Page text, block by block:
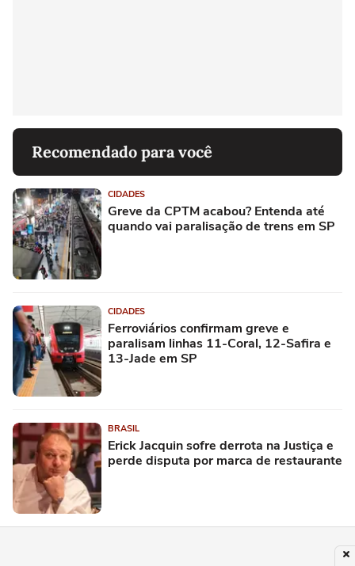
Recomendado para você
CIDADES
Greve da CPTM acabou? Entenda até
quando vai paralisação de trens em SP
CIDADES
Ferroviários confirmam greve e
paralisam linhas 11-Coral, 12-Safira e
13-Jade em SP
BRASIL
Erick Jacquin sofre derrota na Justiça e
perde disputa por marca de restaurante